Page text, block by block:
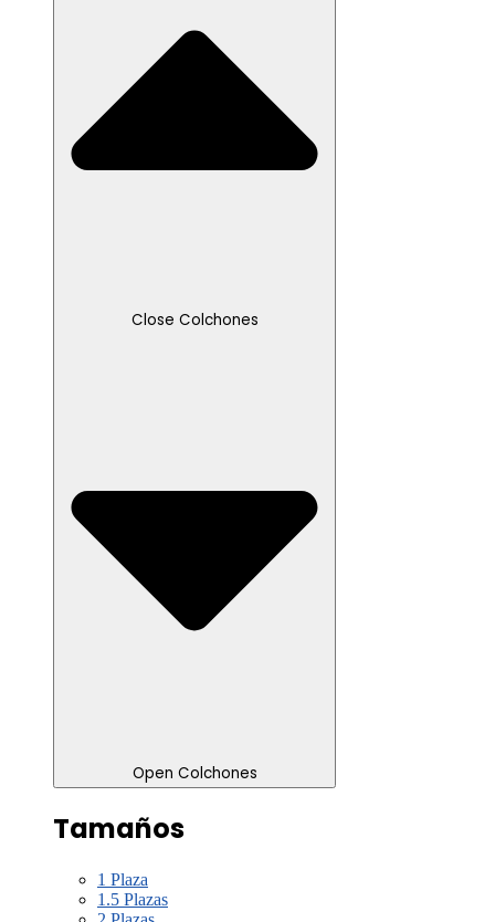
Close Colchones
Open Colchones
Tamaños
1 Plaza
1.5 Plazas